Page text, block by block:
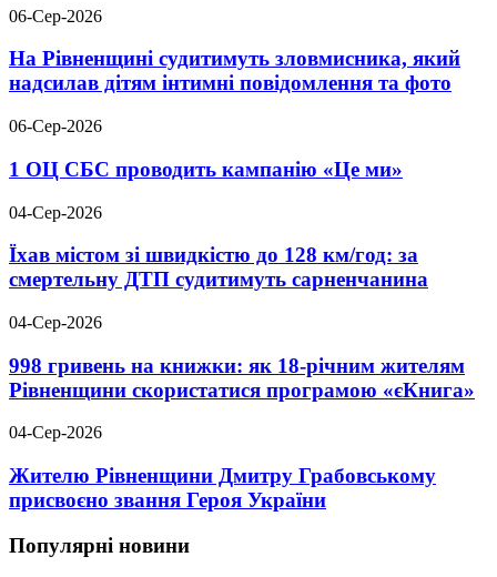
06-Сер-2026
На Рівненщині судитимуть зловмисника, який
надсилав дітям інтимні повідомлення та фото
06-Сер-2026
1 ОЦ СБС проводить кампанію «Це ми»
04-Сер-2026
Їхав містом зі швидкістю до 128 км/год: за
смертельну ДТП судитимуть сарненчанина
04-Сер-2026
998 гривень на книжки: як 18-річним жителям
Рівненщини скористатися програмою «єКнига»
04-Сер-2026
Жителю Рівненщини Дмитру Грабовському
присвоєно звання Героя України
Популярні новини